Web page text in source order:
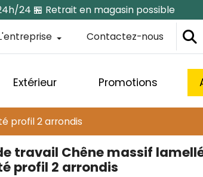
24 🏪 Retrait en magasin possible
Contactez-nous
Extérieur Promotions
profil 2 arrondis
travail Chêne massif
profil 2 arrondis